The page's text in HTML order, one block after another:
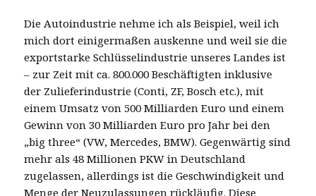
Die Autoindustrie nehme ich als Beispiel, weil ich
mich dort einigermaßen auskenne und weil sie die
exportstarke Schlüsselindustrie unseres Landes ist
– zur Zeit mit ca. 800.000 Beschäftigten inklusive
der Zulieferindustrie (Conti, ZF, Bosch etc.), mit
einem Umsatz von 500 Milliarden Euro und einem
Gewinn von 30 Milliarden Euro pro Jahr bei den
„big three“ (VW, Mercedes, BMW). Gegenwärtig sind
mehr als 48 Millionen PKW in Deutschland
zugelassen, allerdings ist die Geschwindigkeit und
Menge der Neuzulassungen rückläufig. Diese